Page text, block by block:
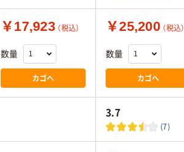
￥17,923 （税込）
数量
カゴへ
￥25,200 （税込）
数量
カゴへ
3.7
(7)